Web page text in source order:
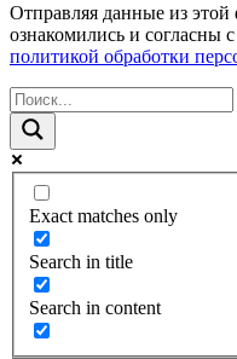
Отправляя данные из
ознакомились и согласны с
политикой обработки
Exact matches only
Search in title
Search in content